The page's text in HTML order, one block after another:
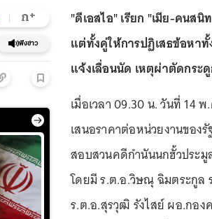
ก+
ฟังข่าว
"ดีเอสไอ" เรียก "เมีย-คนส
แต่ทั้งคู่ให้การปฏิเสธข้อหา
แจ้งเลื่อนนัด เหตุผ่าตัดกระ
เมื่อเวลา 09.30 น. วันที่ 14
เสนอราคาต่อหน่วยงานของ
สอบสวนคดีกำนันนกฮั้วประมู
โดยมี ร.ต.อ.วิษณุ ฉิมตระกูล
ร.ต.อ.สุรวุฒิ รังไสย์ ผอ.กอง